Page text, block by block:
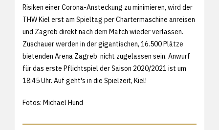
Risiken einer Corona-Ansteckung zu minimieren, wird der
THW Kiel erst am Spieltag per Chartermaschine anreisen
und Zagreb direkt nach dem Match wieder verlassen.
Zuschauer werden in der gigantischen, 16.500 Plätze
bietenden Arena Zagreb nicht zugelassen sein. Anwurf
für das erste Pflichtspiel der Saison 2020/2021 ist um
18:45 Uhr. Auf geht's in die Spielzeit, Kiel!
Fotos: Michael Hund